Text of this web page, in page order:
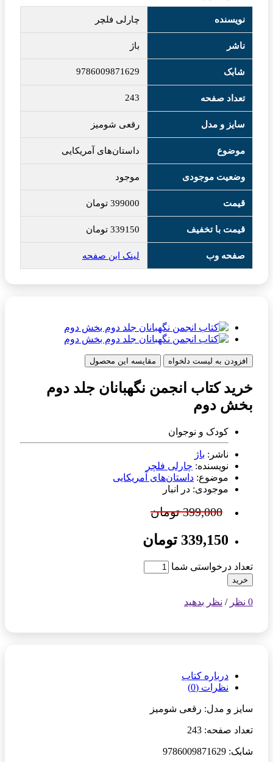
نویسنده چارلی فلچر
ناشر باژ
شابک 9786009871629
تعداد صفحه 243
سایز و مدل رقعی شومیز
موضوع داستان‌های آمریکایی
وضعیت موجودی موجود
قیمت 399000 تومان
قیمت با تخفیف 339150 تومان
صفحه وب لینک این صفحه
افزودن به لیست دلخواه مقایسه این محصول
خرید کتاب انجمن نگهبانان جلد دوم
بخش دوم
کودک و نوجوان
ناشر: باژ
نویسنده: چارلی فلچر
موضوع: داستان‌های آمریکایی
موجودی: در انبار
399,000 تومان
339,150 تومان
تعداد درخواستی شما
خرید
0 نظر / نظر بدهید
درباره کتاب
نظرات (0)
سایز و مدل: رقعی شومیز
تعداد صفحه: 243
شابک: 9786009871629